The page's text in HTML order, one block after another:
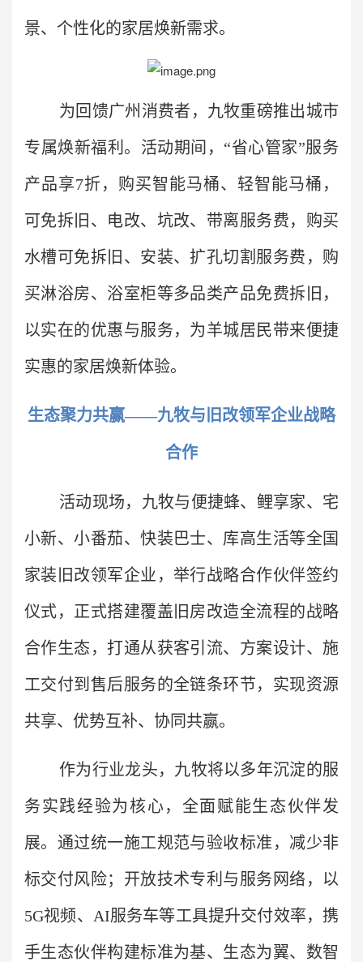
景、个性化的家居焕新需求。
为回馈广州消费者，九牧重磅推出城市
专属焕新福利。活动期间，“省心管家”服务
产品享7折，购买智能马桶、轻智能马桶，
可免拆旧、电改、坑改、带离服务费，购买
水槽可免拆旧、安装、扩孔切割服务费，购
买淋浴房、浴室柜等多品类产品免费拆旧，
以实在的优惠与服务，为羊城居民带来便捷
实惠的家居焕新体验。
生态聚力共赢——九牧与旧改领军企业战略
合作
活动现场，九牧与便捷蜂、鲤享家、宅
小新、小番茄、快装巴士、库高生活等全国
家装旧改领军企业，举行战略合作伙伴签约
仪式，正式搭建覆盖旧房改造全流程的战略
合作生态，打通从获客引流、方案设计、施
工交付到售后服务的全链条环节，实现资源
共享、优势互补、协同共赢。
作为行业龙头，九牧将以多年沉淀的服
务实践经验为核心，全面赋能生态伙伴发
展。通过统一施工规范与验收标准，减少非
标交付风险；开放技术专利与服务网络，以
5G视频、AI服务车等工具提升交付效率，携
手生态伙伴构建标准为基、生态为翼、数智